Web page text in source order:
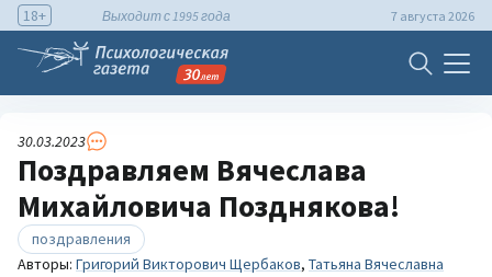
18+ Выходит с 1995 года 7 августа 2026
30.03.2023
Поздравляем Вячеслава
Михайловича Позднякова!
поздравления
Авторы: Григорий Викторович Щербаков, Татьяна Вячеславна